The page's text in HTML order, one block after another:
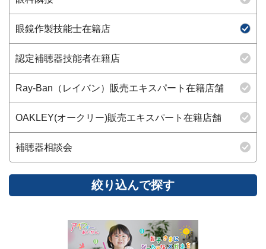
眼鏡作製技能士在籍店
認定補聴器技能者在籍店
Ray-Ban（レイバン）販売エキスパート在籍店舗
OAKLEY(オークリー)販売エキスパート在籍店舗
補聴器相談会